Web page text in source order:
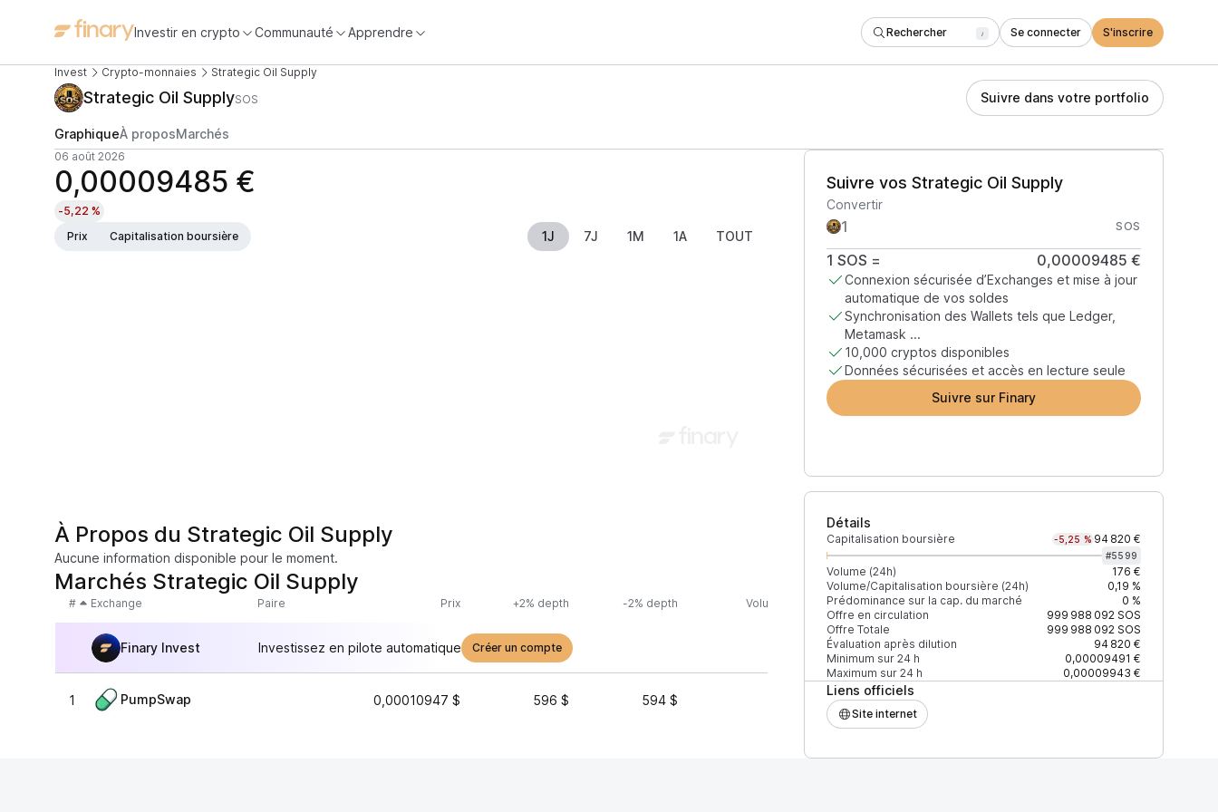
Investir en crypto Communauté Apprendre Rechercher / Se connecter S'inscrire
Invest Crypto-monnaies Strategic Oil Supply
Strategic Oil SupplySOS Suivre dans votre portfolio
GraphiqueÀ proposMarchés
06 août 2026
0,00009485 €
-5,22 %
Prix
Capitalisation boursière 1J 7J 1M 1A TOUT
Suivre vos Strategic Oil Supply
Convertir
SOS
1 SOS = 0,00009485 €
Connexion sécurisée d’Exchanges et mise à jour
automatique de vos soldes
Synchronisation des Wallets tels que Ledger,
Metamask ...
10,000 cryptos disponibles
Données sécurisées et accès en lecture seule
Suivre sur Finary
Détails
Capitalisation boursière -5,25 % 94 820 €
#5599
Volume (24h)
176 €
Volume/Capitalisation boursière (24h)
0,19 %
Prédominance sur la cap. du marché
0 %
Offre en circulation
999 988 092SOS
Offre Totale
999 988 092SOS
Évaluation après dilution
94 820 €
Minimum sur 24 h
0,00009491 €
Maximum sur 24 h
0,00009943 €
Liens officiels
Site internet
À Propos du Strategic Oil Supply
Aucune information disponible pour le moment.
Marchés Strategic Oil Supply
# Exchange Paire Prix +2% depth -2% depth Volume (24h) % du volume Confiance Mis à jour
Finary Invest Investissez en pilote automatique Créer un compte
1 PumpSwap 0,00010947 $ 596 $ 594 $ 100 %